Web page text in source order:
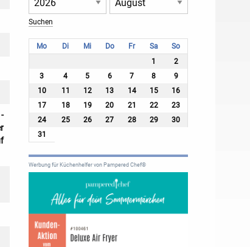
Mo Di Mi Do Fr Sa
So
1
2
3
4 5 6 7 8
9
10
11 12 13 14 15
16
17
18 19 20 21 22
23
24
25 26 27 28 29
30
31
Werbung für Küchenhelfer von Pampered Chef®